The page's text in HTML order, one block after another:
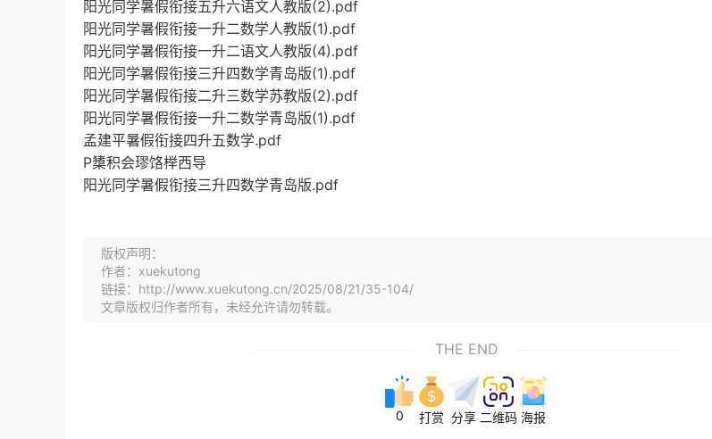
阳光同学暑假衔接五升六语文人教版(2).pdf
阳光同学暑假衔接一升二数学人教版(1).pdf
阳光同学暑假衔接一升二语文人教版(4).pdf
阳光同学暑假衔接三升四数学青岛版(1).pdf
阳光同学暑假衔接二升三数学苏教版(2).pdf
阳光同学暑假衔接一升二数学青岛版(1).pdf
孟建平暑假衔接四升五数学.pdf
P橥积会璆饹榉西导
阳光同学暑假衔接三升四数学青岛版.pdf
版权声明：
作者：xuekutong
链接：http://www.xuekutong.cn/2025/08/21/35-104/
文章版权归作者所有，未经允许请勿转载。
THE END
0 打赏 分享 二维码 海报